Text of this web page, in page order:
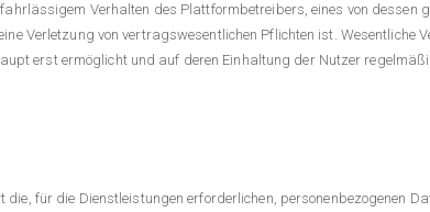
Verhalten des Plattformbetreibers, eines von dessen
Verletzung von vertragswesentlichen Pflichten ist. Wesentliche
erst ermöglicht und auf deren Einhaltung der Nutzer
für die Dienstleistungen erforderlichen, personenbezogenen